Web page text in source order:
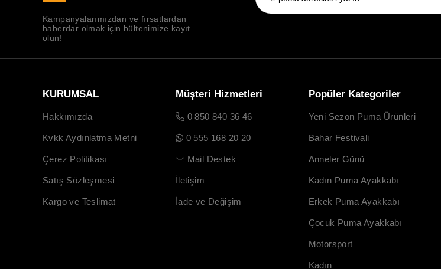
Kampanyalarımızdan ve fırsatlardan
haberdar olmak için bültenimize kayıt
olun!
KURUMSAL
Hakkımızda
Kvkk Aydınlatma Metni
Çerez Politikası
Satış Sözleşmesi
Kargo ve Teslimat
Müşteri Hizmetleri
0 850 840 36 46
0 555 168 20 20
Mail Destek
İletişim
İade ve Değişim
Popüler Kategoriler
Yeni Sezon Puma Ürünleri
Bahar Festivali
Anneler Günü
Kadın Puma Ayakkabı
Erkek Puma Ayakkabı
Çocuk Puma Ayakkabı
Motorsport
Kadın